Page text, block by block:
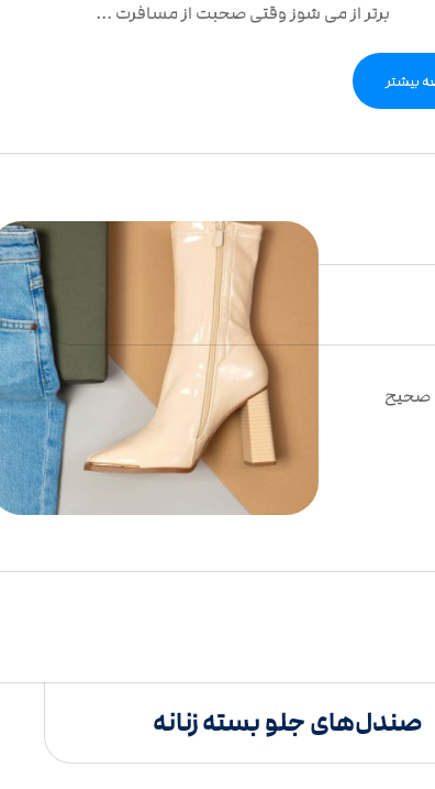
برتر از می شوز وقتی صحبت از مسافرت ...
بیشتر
صحیح
صندل‌های جلو بسته زنانه